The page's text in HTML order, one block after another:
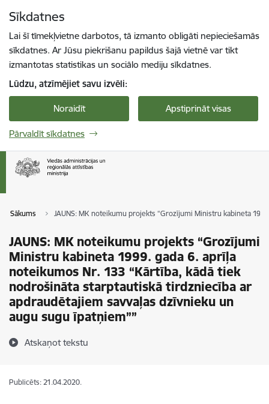
Sīkdatnes
Lai šī tīmekļvietne darbotos, tā izmanto obligāti nepieciešamās
sīkdatnes. Ar Jūsu piekrišanu papildus šajā vietnē var tikt
izmantotas statistikas un sociālo mediju sīkdatnes.
Lūdzu, atzīmējiet savu izvēli:
Noraidīt Apstiprināt visas
Pārvaldīt sīkdatnes
Sākums JAUNS: MK noteikumu projekts “Grozījumi Ministru kabineta
JAUNS: MK noteikumu projekts “Grozījumi
Ministru kabineta 1999. gada 6. aprīļa
noteikumos Nr. 133 “Kārtība, kādā tiek
nodrošināta starptautiskā tirdzniecība ar
apdraudētajiem savvaļas dzīvnieku un
augu sugu īpatņiem””
Atskaņot tekstu
Publicēts: 21.04.2020.